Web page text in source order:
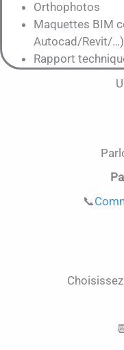
Orthophotos
Maquettes BIM
Autocad/Revit/…)
Rapport
📞